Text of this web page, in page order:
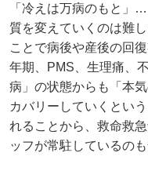
「冷えは万病のもと
質を変えていくのは難
ことで病後や産後の回
年期、PMS、生理痛、
病」の状態からも「本
カバリーしていくとい
れることから、救命救
ッフが常駐しているのも